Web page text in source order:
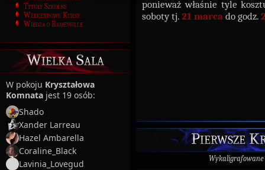
Tytuły Szkolne
Weekendowe Kursy
Wiedza o Ramesville
Wielka Sala
W pokoju Kryształowa
Komnata jest 19 osób:
Shado
Xander Larreau
Hazel Ambarella
Coraline_Black
Lavinia_Lovegud
ponieważ właśnie tyle
soboty tj. 21 marca do godz.
Pierwsze